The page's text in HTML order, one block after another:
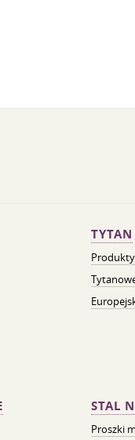
TYTAN
STAL
Proszki